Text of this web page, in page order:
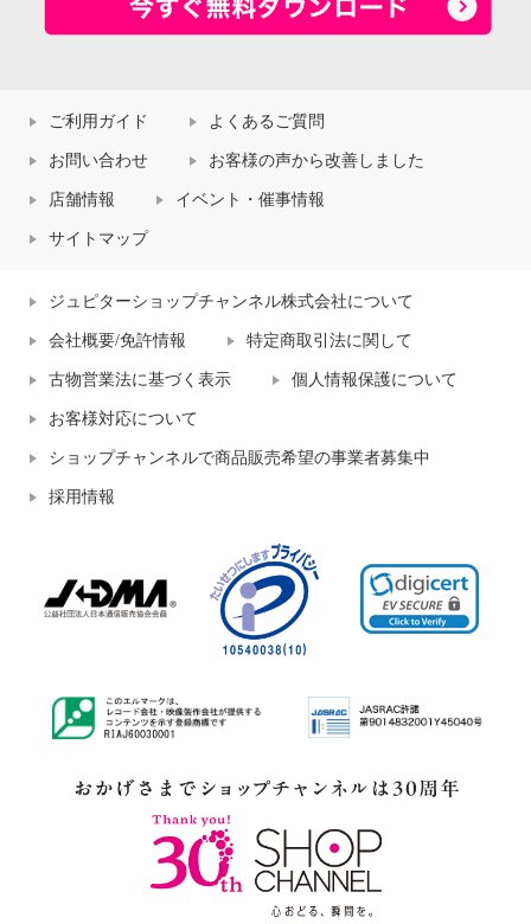
ご利用ガイド よくあるご質問
お問い合わせ お客様の声から改善しました
店舗情報 イベント・催事情報
サイトマップ
ジュピターショップチャンネル株式会社について
会社概要/免許情報 特定商取引法に関して
古物営業法に基づく表示 個人情報保護について
お客様対応について
ショップチャンネルで商品販売希望の事業者募集中
採用情報